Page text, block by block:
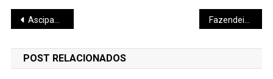
Navegação
de
Post
Ascipam apoia a 7ª Corrida Sicoob Ascicred
POST RELACIONADOS